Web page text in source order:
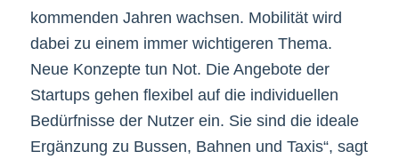
kommenden Jahren wachsen. Mobilität wird
dabei zu einem immer wichtigeren Thema.
Neue Konzepte tun Not. Die Angebote der
Startups gehen flexibel auf die individuellen
Bedürfnisse der Nutzer ein. Sie sind die ideale
Ergänzung zu Bussen, Bahnen und Taxis“, sagt